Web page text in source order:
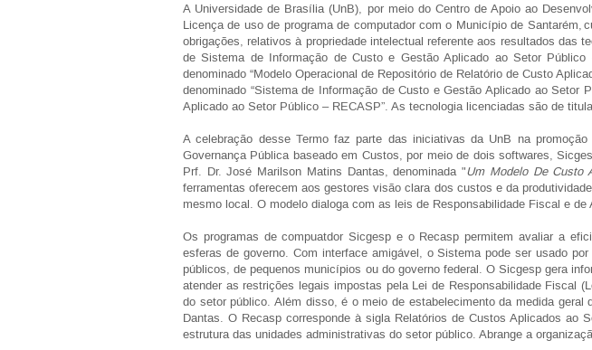
A Universidade de Brasília (UnB), por meio do Centro de Apoio ao
Licença de uso de programa de computador com o Município de
obrigações, relativos à propriedade intelectual referente aos resultados das
de Sistema de Informação de Custo e Gestão Aplicado ao Setor
denominado “Modelo Operacional de Repositório de Relatório de Custo
denominado “Sistema de Informação de Custo e Gestão Aplicado ao Setor
Aplicado ao Setor Público – RECASP”. As tecnologia licenciadas são de
A celebração desse Termo faz parte das iniciativas da UnB na
Governança Pública baseado em Custos, por meio de dois softwares,
Prf. Dr. José Marilson Matins Dantas, denominada "Um Modelo De Custo
ferramentas oferecem aos gestores visão clara dos custos e da
mesmo local. O modelo dialoga com as leis de Responsabilidade Fiscal e de
Os programas de compuatdor Sicgesp e o Recasp permitem avaliar a
esferas de governo. Com interface amigável, o Sistema pode ser usado
públicos, de pequenos municípios ou do governo federal. O Sicgesp gera
atender as restrições legais impostas pela Lei de Responsabilidade Fiscal
do setor público. Além disso, é o meio de estabelecimento da medida
Dantas. O Recasp corresponde à sigla Relatórios de Custos Aplicados ao
estrutura das unidades administrativas do setor público. Abrange a